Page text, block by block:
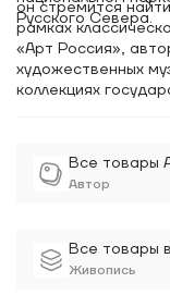
Все товары
Автор
Все товары
Живопись
Русского Севера.
он стремится
рамках
«Арт Россия»,
художественных
коллекциях